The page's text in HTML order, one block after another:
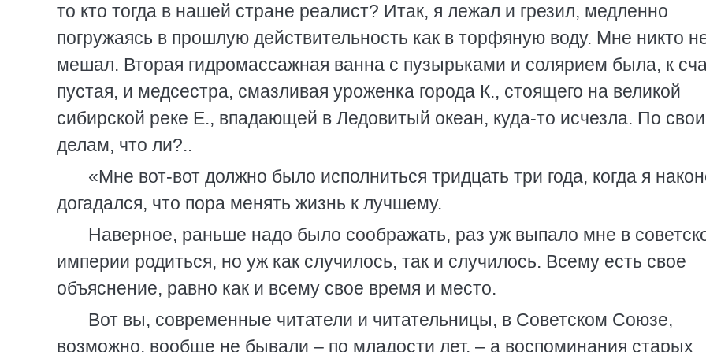
то кто тогда в нашей стране реалист? Итак, я лежал и грезил, медленно
погружаясь в прошлую действительность как в торфяную воду. Мне никто
мешал. Вторая гидромассажная ванна с пузырьками и солярием была, к
пустая, и медсестра, смазливая уроженка города К., стоящего на великой
сибирской реке Е., впадающей в Ледовитый океан, куда-то исчезла. По
делам, что ли?..
«Мне вот-вот должно было исполниться тридцать три года, когда я
догадался, что пора менять жизнь к лучшему.
Наверное, раньше надо было соображать, раз уж выпало мне в
империи родиться, но уж как случилось, так и случилось. Всему есть свое
объяснение, равно как и всему свое время и место.
Вот вы, современные читатели и читательницы, в Советском Союзе,
возможно, вообще не бывали – по младости лет, – а воспоминания старых